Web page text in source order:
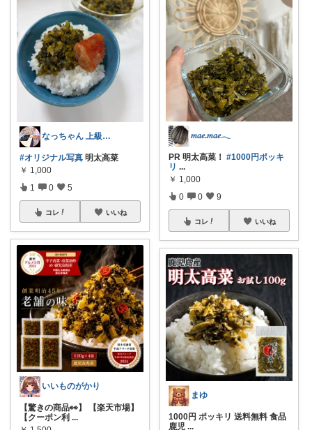
なっちゃん 上級食育アドバイザー
#オリジナル写真 明太高菜
￥ 1,000
1 0 5
コレ いいね
いいものがかり
【驚きの商品👀】 【楽天市場】
【クーポン利 ...
𝑚𝑎𝑒.𝑚𝑎𝑒𓂃
PR 明太高菜！ #1000円ポッキ
リ ...
￥ 1,000
0 0 9
コレ いいね
まゆ
1000円 ポッキリ 送料無料 食品
鹿児 ...